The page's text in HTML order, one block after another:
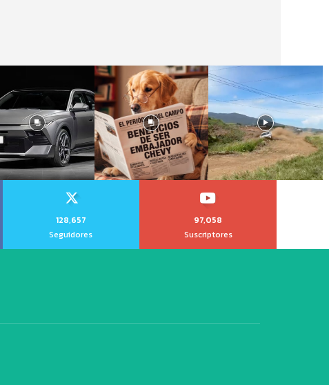
128,657
Seguidores
97,058
Suscriptores